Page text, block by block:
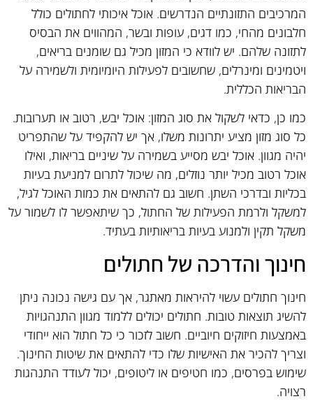
המרכיבים התזונתיים הנדרשים. אוכל איכותי לחתולים כולל
חלבונים מהחי, כמו דגים, עופות ובשר, המהווים את הבסיס
לתזונה שלהם. יש לוודא כי המזון מכיל גם שומנים בריאים,
ויטמינים ומינרלים, שחשובים לפעילות היומיומית ולשמירה על
הבריאות הכללית.
כמו כן, כדאי לשקול את סוג המזון: אוכל יבש, רטוב או תערובות.
כל סוג מזון מציע יתרונות משלו, אך יש להקפיד על שהתפריט
יהיה מגוון. אוכל יבש מסייע בשמירה על שיניים בריאות, ואילו
אוכל רטוב מכיל יותר נוזלים, מה שיכול לתרום למניעת בעיות
בכליות ובדרכי השתן. חשוב גם להתאים את כמות האוכל לגיל,
למשקל ולרמת הפעילות של החתול, כך שיתאפשר לו לשמור על
משקל תקין ולמנוע בעיות בריאותיות בעתיד.
חינוך והדרכה של חתולים
חינוך חתולים עשוי להיראות מאתגר, אך עם גישה נכונה ניתן
להשיג תוצאות טובות. חתולים יכולים ללמוד מגוון התנהגויות
באמצעות חיזוקים חיוביים. חשוב לזכור כי כל חתול הוא ייחודי
וצריך להכיר את האישיות שלו כדי להתאים את שיטות החינוך.
שימוש בפרסים, כמו חטיפים או ליטופים, יכול לעודד התנהגות
רצויה.